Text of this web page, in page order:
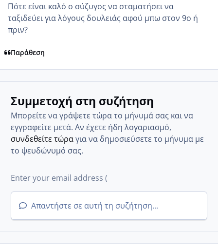
Πότε είναι καλό ο σύζυγος να σταματήσει να
ταξιδεύει για λόγους δουλειάς αφού μπω στον 9ο ή
πριν?
Παράθεση
Συμμετοχή στη συζήτηση
Μπορείτε να γράψετε τώρα το μήνυμά σας και να
εγγραφείτε μετά. Αν έχετε ήδη λογαριασμό,
συνδεθείτε τώραγια να δημοσιεύσετε το μήνυμα με
το ψευδώνυμό σας.
Απαντήστε σε αυτή τη συζήτηση...